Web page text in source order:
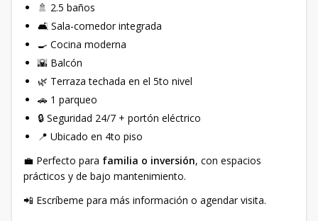
🚿 2.5 baños
🛋 Sala-comedor integrada
🍳 Cocina moderna
🌇 Balcón
🌿 Terraza techada en el 5to nivel
🚗 1 parqueo
🔒 Seguridad 24/7 + portón eléctrico
📍 Ubicado en 4to piso
💼 Perfecto para familia o inversión, con espacios
prácticos y de bajo mantenimiento.
📲 Escríbeme para más información o agendar visita.